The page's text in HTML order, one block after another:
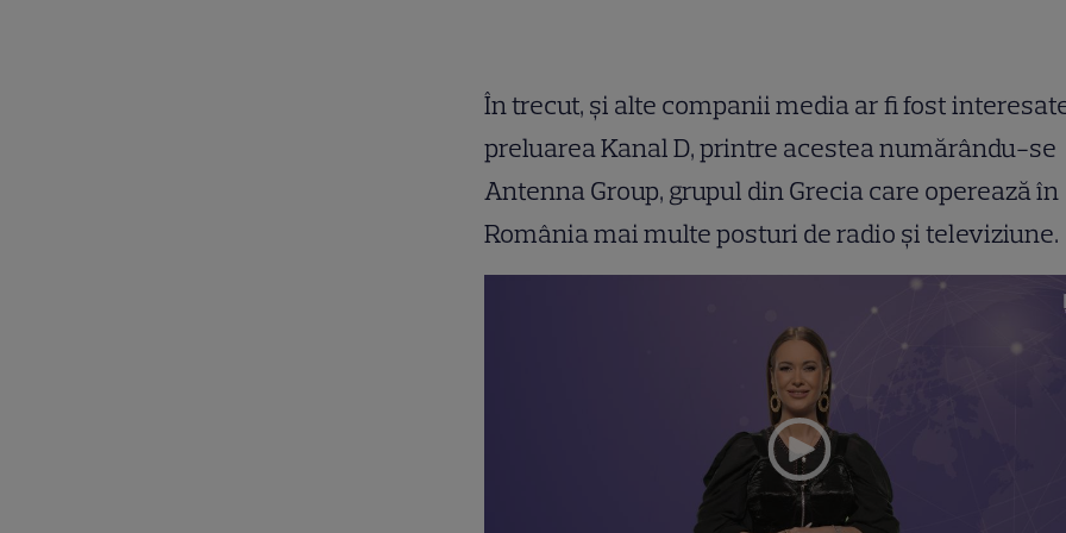
În trecut, și alte companii media ar fi fost
preluarea Kanal D, printre acestea numărându-se
Antenna Group, grupul din Grecia care operează în
România mai multe posturi de radio și televiziune.